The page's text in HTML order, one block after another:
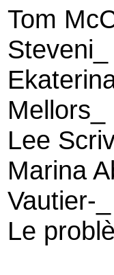
Tom
Steveni_
Mellors_
Lee
Marina
Vautier-_
Le